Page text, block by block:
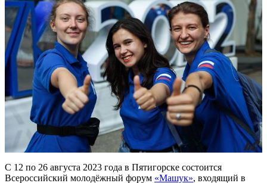
С 12 по 26 августа 2023 года в Пятигорске состоится
Всероссийский молодёжный форум «Машук», входящий в